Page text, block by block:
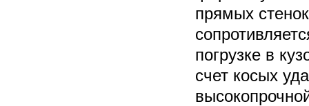
прямых
погрузке в
счет косых